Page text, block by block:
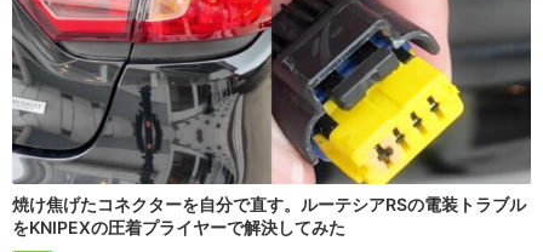
焼け焦げたコネクターを自分で直す。ルーテシアRSの電装トラブル
をKNIPEXの圧着プライヤーで解決してみた